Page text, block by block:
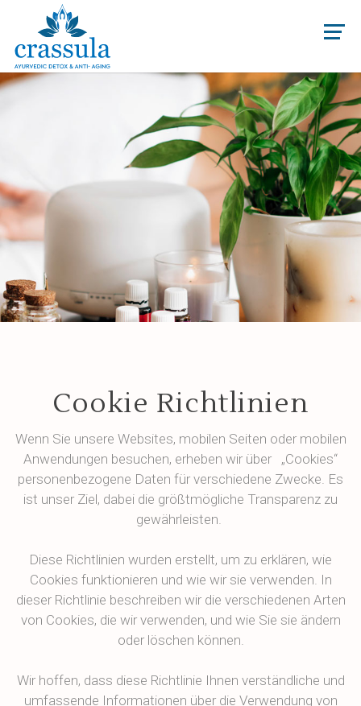
Cookie Richtlinien
Wenn Sie unsere Websites, mobilen Seiten oder mobilen
Anwendungen besuchen, erheben wir über „Cookies“
personenbezogene Daten für verschiedene Zwecke. Es
ist unser Ziel, dabei die größtmögliche Transparenz zu
gewährleisten.
Diese Richtlinien wurden erstellt, um zu erklären, wie
Cookies funktionieren und wie wir sie verwenden. In
dieser Richtlinie beschreiben wir die verschiedenen Arten
von Cookies, die wir verwenden, und wie Sie sie ändern
oder löschen können.
Wir hoffen, dass diese Richtlinie Ihnen verständliche und
umfassende Informationen über die Verwendung von